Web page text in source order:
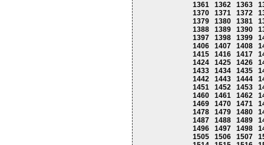
1361
1362 1363
1370
1371 1372
1379
1380 1381
1388
1389 1390
1397
1398 1399
1406
1407 1408
1415
1416 1417
1424
1425 1426
1433
1434 1435
1442
1443 1444
1451
1452 1453
1460
1461 1462
1469
1470 1471
1478
1479 1480
1487
1488 1489
1496
1497 1498
1505
1506 1507